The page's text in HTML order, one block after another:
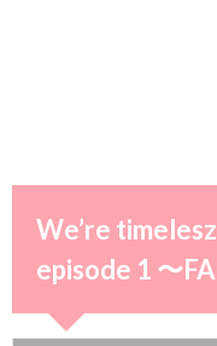
We’re
episode 1 〜